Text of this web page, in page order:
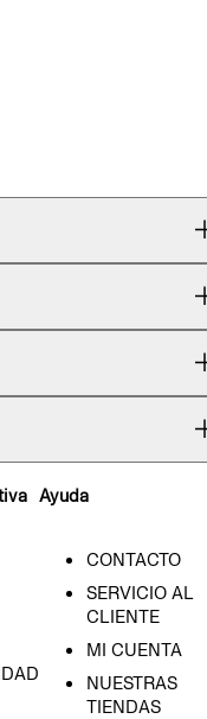
Ayuda
CONTACTO
SERVICIO AL
CLIENTE
MI CUENTA
NUESTRAS
TIENDAS